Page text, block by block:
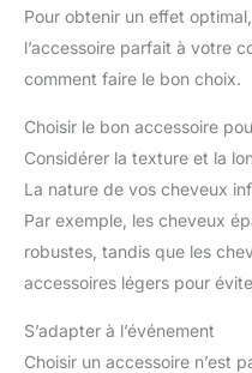
Pour obtenir un effet
l’accessoire parfait à votre
comment faire le bon choix.
Choisir le bon accessoire
Considérer la texture et la
La nature de vos cheveux
Par exemple, les cheveux
robustes, tandis que les
accessoires légers pour
S’adapter à l’événement
Choisir un accessoire n’est